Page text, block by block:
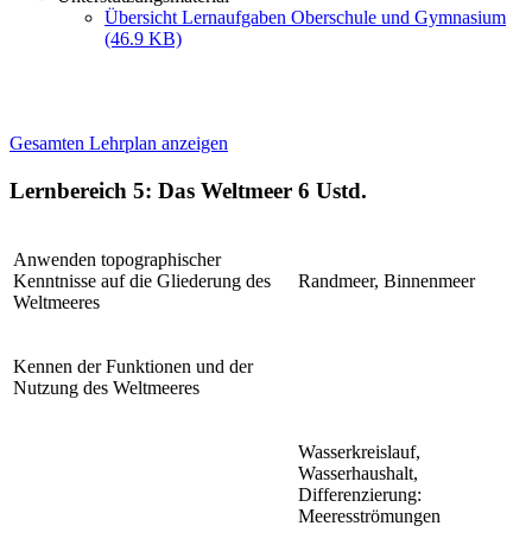
Übersicht Lernaufgaben Oberschule und Gymnasium
(46.9 KB)
Gesamten Lehrplan anzeigen
Lernbereich 5: Das Weltmeer 6 Ustd.
Anwenden topographischer
Kenntnisse auf die Gliederung des
Weltmeeres
Randmeer, Binnenmeer
Kennen der Funktionen und der
Nutzung des Weltmeeres
Wasserkreislauf,
Wasserhaushalt,
Differenzierung:
Meeresströmungen